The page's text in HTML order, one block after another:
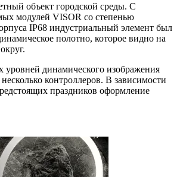
объект городской среды. С
модулей VISOR со степенью
IP68 индустриальный элемент был
полотно, которое видно на
уровней динамического изображения
контроллеров. В зависимости
праздников оформление